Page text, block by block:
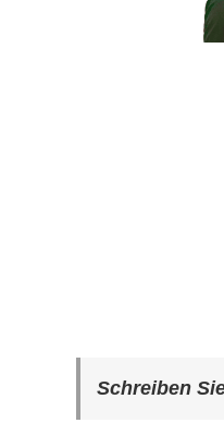
Schreiben